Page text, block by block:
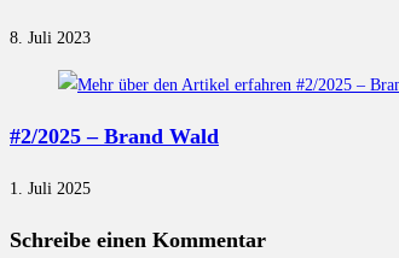
8. Juli 2023
#2/2025 – Brand Wald
1. Juli 2025
Schreibe einen Kommentar